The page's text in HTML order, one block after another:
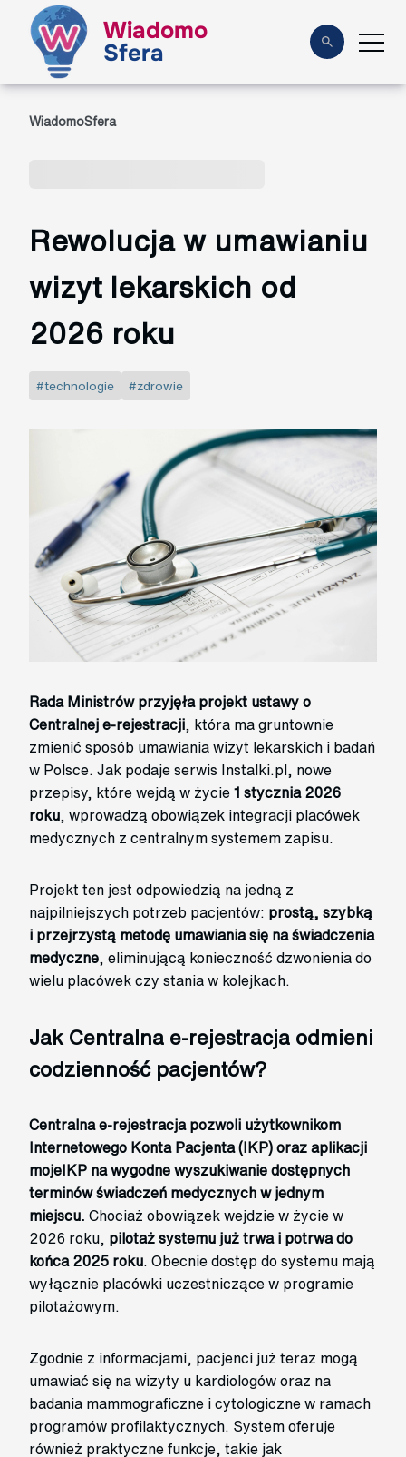
Wiadomo
Sfera
WiadomoSfera
Rewolucja w umawianiu
wizyt lekarskich od
2026 roku
#technologie #zdrowie
Rada Ministrów przyjęła projekt ustawy o
Centralnej e-rejestracji , która ma gruntownie
zmienić sposób umawiania wizyt lekarskich i badań
w Polsce. Jak podaje serwis Instalki.pl, nowe
przepisy, które wejdą w życie 1 stycznia 2026
roku , wprowadzą obowiązek integracji placówek
medycznych z centralnym systemem zapisu.
Projekt ten jest odpowiedzią na jedną z
najpilniejszych potrzeb pacjentów: prostą, szybką
i przejrzystą metodę umawiania się na świadczenia
medyczne , eliminującą konieczność dzwonienia do
wielu placówek czy stania w kolejkach.
Jak Centralna e-rejestracja odmieni
codzienność pacjentów?
Centralna e-rejestracja pozwoli użytkownikom
Internetowego Konta Pacjenta (IKP) oraz aplikacji
mojeIKP na wygodne wyszukiwanie dostępnych
terminów świadczeń medycznych w jednym
miejscu. Chociaż obowiązek wejdzie w życie w
2026 roku, pilotaż systemu już trwa i potrwa do
końca 2025 roku . Obecnie dostęp do systemu mają
wyłącznie placówki uczestniczące w programie
pilotażowym.
Zgodnie z informacjami, pacjenci już teraz mogą
umawiać się na wizyty u kardiologów oraz na
badania mammograficzne i cytologiczne w ramach
programów profilaktycznych. System oferuje
również praktyczne funkcje, takie jak